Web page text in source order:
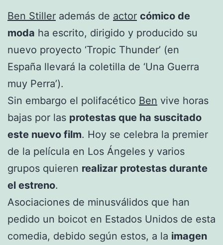
Ben Stiller además de actor cómico de
moda ha escrito, dirigido y producido su
nuevo proyecto ‘Tropic Thunder’ (en
España llevará la coletilla de ‘Una Guerra
muy Perra’).
Sin embargo el polifacético Ben vive horas
bajas por las protestas que ha suscitado
este nuevo film. Hoy se celebra la premier
de la película en Los Ángeles y varios
grupos quieren realizar protestas durante
el estreno.
Asociaciones de minusválidos que han
pedido un boicot en Estados Unidos de esta
comedia, debido según estos, a la imagen